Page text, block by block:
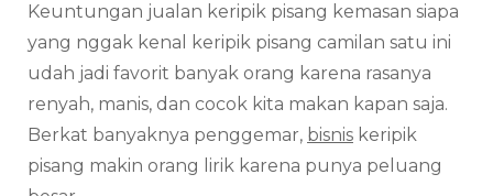
Keripik
Pisang
Kemasan
Keuntungan jualan keripik pisang kemasan siapa
yang nggak kenal keripik pisang camilan satu ini
udah jadi favorit banyak orang karena rasanya
renyah, manis, dan cocok kita makan kapan saja.
Berkat banyaknya penggemar, bisnis keripik
pisang makin orang lirik karena punya peluang